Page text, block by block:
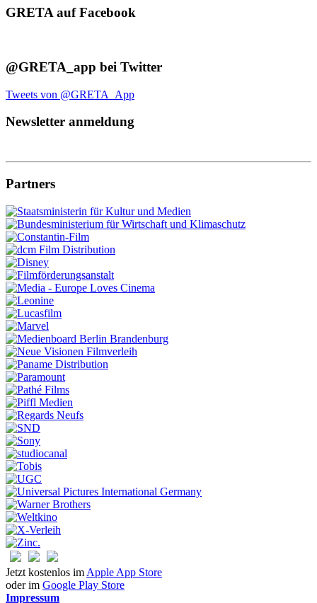
GRETA auf Facebook
@GRETA_app bei Twitter
Tweets von @GRETA_App
Newsletter anmeldung
Partners
Jetzt kostenlos im Apple App Store
oder im Google Play Store
Impressum